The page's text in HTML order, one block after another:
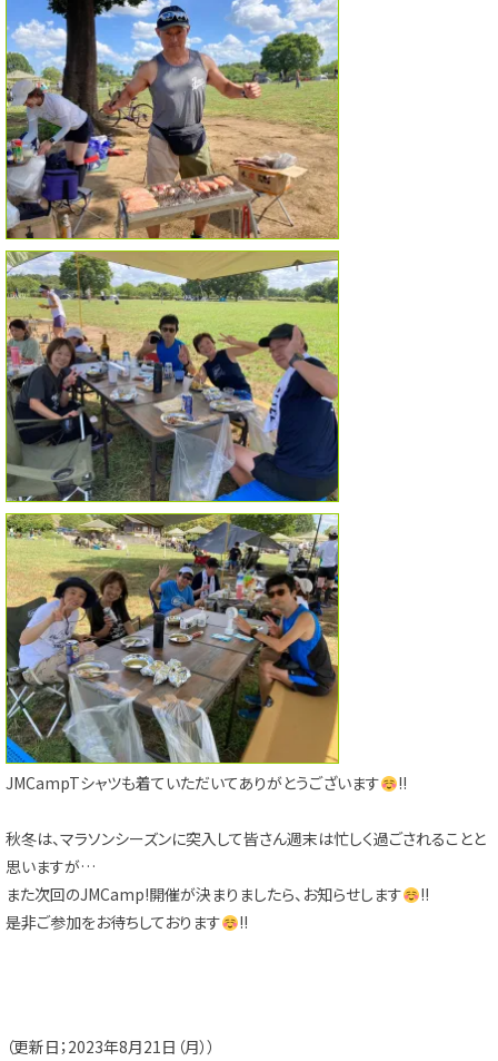
JMCampTシャツも着ていただいてありがとうございます !!
秋冬は、マラソンシーズンに突入して皆さん週末は忙しく過ごされることと
思いますが…
また次回のJMCamp!開催が決まりましたら、お知らせします
!!
是非ご参加をお待ちしております
!!
（更新日；2023年8月21日（月））